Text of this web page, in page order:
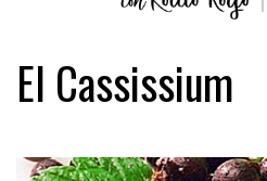
El Cassissium